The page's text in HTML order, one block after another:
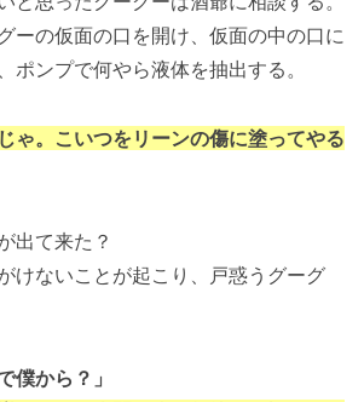
ーの仮面の口を開け、仮面の中の口に
ポンプで何やら液体を抽出する。
ゃ。こいつをリーンの傷に塗ってやる
出て来た？
けないことが起こり、戸惑うグーグ
僕から？」